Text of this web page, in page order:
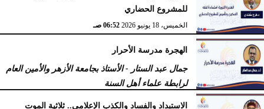
للمشروع الحضاري
الخميس، 18 يونيو 2026 06:52 صـ
الهجرة مدرسة الأحرار
جمال عبد الستار - الأستاذ بجامعة الأزهر والأمين العام
لرابطة علماء أهل السنة
الثلاثاء، 16 يونيو 2026 10:22 صـ
الاستبداد والفساد والكذب الإعلامي.. ثلاثية الموت